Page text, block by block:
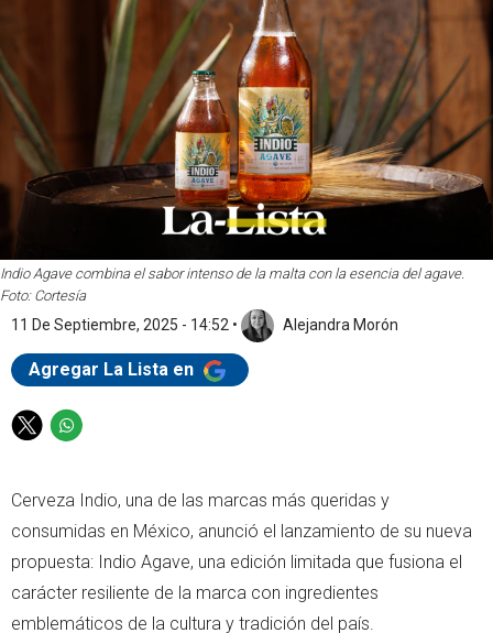
Indio Agave combina el sabor intenso de la malta con la esencia del agave.
Foto: Cortesía
11 De Septiembre, 2025 - 14:52 • Alejandra Morón
Agregar La Lista en
T
t
t
r
W
t
s
p
p
Cerveza Indio, una de las marcas más queridas y
consumidas en México, anunció el lanzamiento de su nueva
propuesta: Indio Agave, una edición limitada que fusiona el
carácter resiliente de la marca con ingredientes
emblemáticos de la cultura y tradición del país.